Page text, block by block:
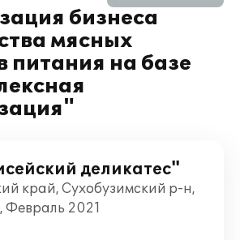
бизнеса
мясных
питания на базе
деликатес"
край, Сухобузимский р-н,
2021